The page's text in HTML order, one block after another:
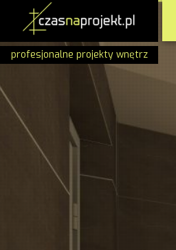
profesjonalne projekty wnętrz